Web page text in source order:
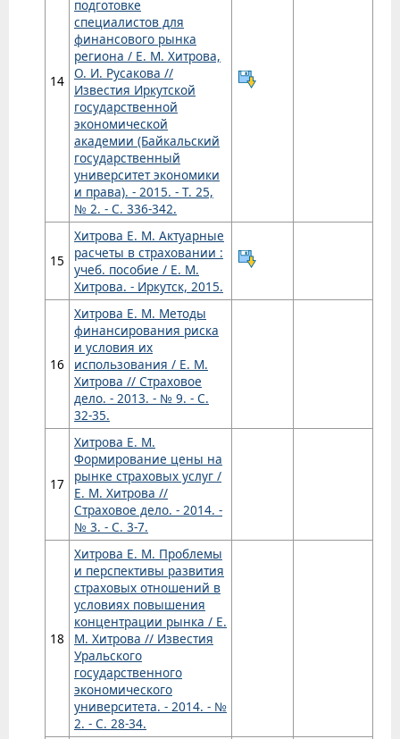
14
подготовке
специалистов для
финансового рынка
региона / Е. М. Хитрова,
О. И. Русакова //
Известия Иркутской
государственной
экономической
академии (Байкальский
государственный
университет экономики
и права). - 2015. - Т. 25,
№ 2. - С. 336-342.
15
Хитрова Е. М. Актуарные
расчеты в страховании :
учеб. пособие / Е. М.
Хитрова. - Иркутск, 2015.
16
Хитрова Е. М. Методы
финансирования риска
и условия их
использования / Е. М.
Хитрова // Страховое
дело. - 2013. - № 9. - С.
32-35.
17
Хитрова Е. М.
Формирование цены на
рынке страховых услуг /
Е. М. Хитрова //
Страховое дело. - 2014. -
№ 3. - С. 3-7.
18
Хитрова Е. М. Проблемы
и перспективы развития
страховых отношений в
условиях повышения
концентрации рынка / Е.
М. Хитрова // Известия
Уральского
государственного
экономического
университета. - 2014. - №
2. - С. 28-34.